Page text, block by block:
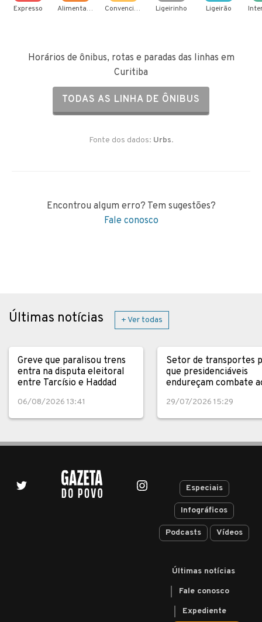
Expresso Alimentador Convencional Ligeirinho Ligeirão
Horários de ônibus, rotas e paradas das linhas em
Curitiba
TODAS AS LINHA DE ÔNIBUS
Fonte dos dados: Urbs.
Encontrou algum erro? Tem sugestões?
Fale conosco
Últimas notícias + Ver todas
Greve que paralisou trens
entra na disputa eleitoral
entre Tarcísio e Haddad
06/08/2026 13:41
Setor de transportes
que presidenciáveis
endureçam combate
29/07/2026 15:29
Especiais
Infográficos
Podcasts Vídeos
Últimas notícias
Fale conosco
Expediente